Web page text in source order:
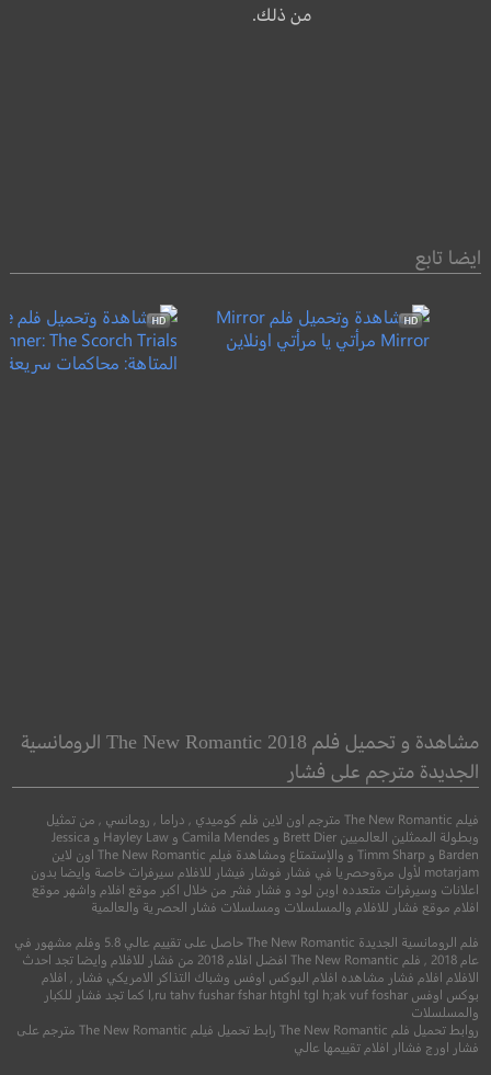
من ذلك.
ايضا تابع
مرأتي يا مرأتي
5.6
متسابق المتاهة:
سريعة
اكشن ●خيال علمي
مشاهدة و تحميل فلم The New Romantic 2018 الرومانسية
الجديدة مترجم على فشار
فيلم The New Romantic مترجم اون لاين فلم كوميدي , دراما , رومانسي , من تمثيل
وبطولة الممثلين العالميين Brett Dier و Camila Mendes و Hayley Law و Jessica
Barden و Timm Sharp و والإستمتاع ومشاهدة فيلم The New Romantic اون لاين
motarjam لأول مرةوحصريا في فشار فوشار فيشار للافلام سيرفرات خاصة وايضا بدون
اعلانات وسيرفرات متعدده اوبن لود و فشار فشر من خلال اكبر موقع افلام واشهر موقع
افلام موقع فشار للافلام والمسلسلات ومسلسلات فشار الحصرية والعالمية
فلم الرومانسية الجديدة The New Romantic حاصل على تقييم عالي 5.8 وفلم مشهور في
عام 2018 , فلم The New Romantic افضل افلام 2018 من فشار للافلام وايضا تجد احدث
الافلام افلام فشار مشاهده افلام البوكس اوفس وشباك التذاكر الامريكي فشار , افلام
بوكس اوفس l,ru tahv fushar fshar htghl tgl h;ak vuf foshar كما تجد فشار للكبار
والمسلسلات
روابط تحميل فلم The New Romantic رابط تحميل فيلم The New Romantic مترجم على
فشار اورج فشاار افلام تقييمها عالي